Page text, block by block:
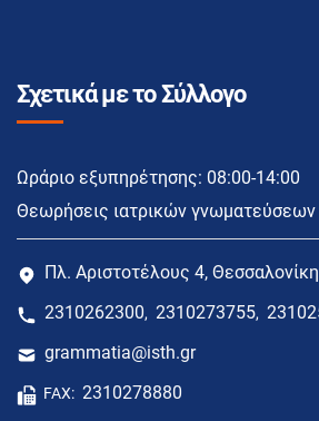
Σχετικά με το Σύλλογο
Ωράριο εξυπηρέτησης: 08:00-14:00
Θεωρήσεις ιατρικών γνωματεύσεων
Πλ. Αριστοτέλους 4,
2310262300, 2310273755,
grammatia@isth.gr
FAX: 2310278880